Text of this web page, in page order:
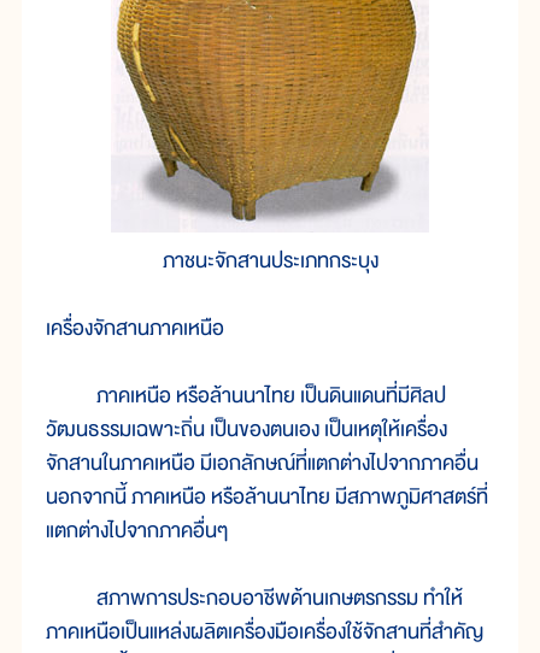
ภาชนะจักสานประเภทกระบุง
เครื่องจักสานภาคเหนือ
ภาคเหนือ หรือล้านนาไทย เป็นดินแดนที่มีศิลป
วัฒนธรรมเฉพาะถิ่น เป็นของตนเอง เป็นเหตุให้เครื่อง
จักสานในภาคเหนือ มีเอกลักษณ์ที่แตกต่างไปจากภาคอื่น
นอกจากนี้ ภาคเหนือ หรือล้านนาไทย มีสภาพภูมิศาสตร์ที่
แตกต่างไปจากภาคอื่นๆ
สภาพการประกอบอาชีพด้านเกษตรกรรม ทำให้
ภาคเหนือเป็นแหล่งผลิตเครื่องมือเครื่องใช้จักสานที่สำคัญ